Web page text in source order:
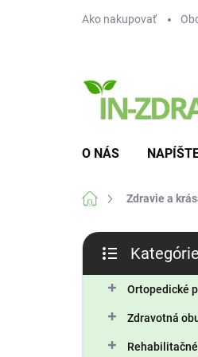
Ako nakupovať
O NÁS
DomovZdravie a
B
č
kategórie
Kategórie
Ortopedické
Zdravotná